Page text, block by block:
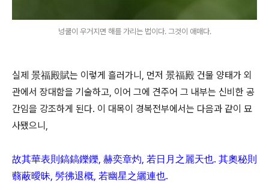
넝쿨이 우거지면 해를 가리는 법이다. 그것이 애매다.
실제 景福殿賦는 이렇게 흘러가니, 먼저 景福殿 건물 양태가 외
관에서 장대함을 기술하고, 이어 그에 견주어 그 내부는 신비한 공
간임을 강조하게 된다. 이 대목이 경복전부에서는 다음과 같이 묘
사됐으니,
故其華表則鎬鎬鑠鑠, 赫奕章灼, 若日月之麗天也. 其奧秘則
蘙蔽曖昧, 髣彿退概, 若幽星之纚連也.